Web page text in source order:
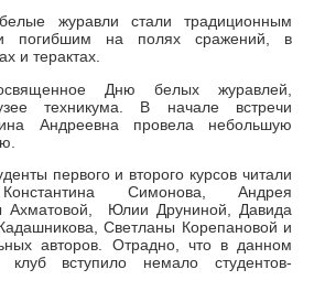
журавли стали традиционным
погибшим на полях сражений, в
и терактах.
Дню белых журавлей,
техникума. В начале встречи
Андреевна провела небольшую
первого и второго курсов читали
Константина Симонова, Андрея
Ахматовой, Юлии Друниной, Давида
Светланы Корепановой и
авторов. Отрадно, что в данном
вступило немало студентов-